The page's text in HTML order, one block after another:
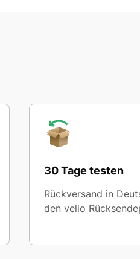
30 Tage testen
Rückversand in
den velio